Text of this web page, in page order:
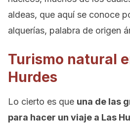
aldeas, que aquí se conoce
alquerías, palabra de origen
Turismo natural
Hurdes
Lo cierto es que una de las
para hacer un viaje a Las